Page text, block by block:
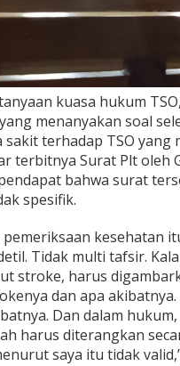
K
p
a
n
K
a
m
i
A
n
A
n
t
r
B
a
kuasa hukum
menanyakan soal
terhadap TSO yang
terbitnya Surat Plt oleh
bahwa surat
spesifik.
kesehatan
Tidak multi tafsir.
stroke, harus
dan apa
Dan dalam hukum,
harus diterangkan
saya itu tidak